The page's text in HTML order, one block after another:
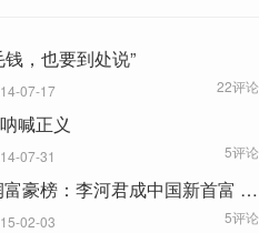
，也要到处说”
07-17 22评论
喊正义
07-31 5评论
豪榜：李河君成中国新首富 马
02-03 5评论